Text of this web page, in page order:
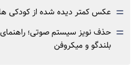
= عکس کمتر دیده شده از کودکی
= حذف نویز سیستم صوتی؛ راهنمای
بلندگو و میکروفن